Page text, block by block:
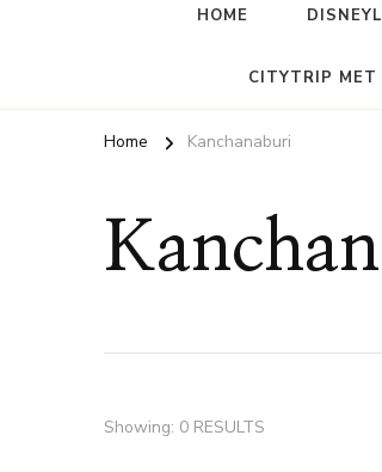
HOME
CITYTRIP MET
Home Kanchanaburi
Showing: 0 RESULTS